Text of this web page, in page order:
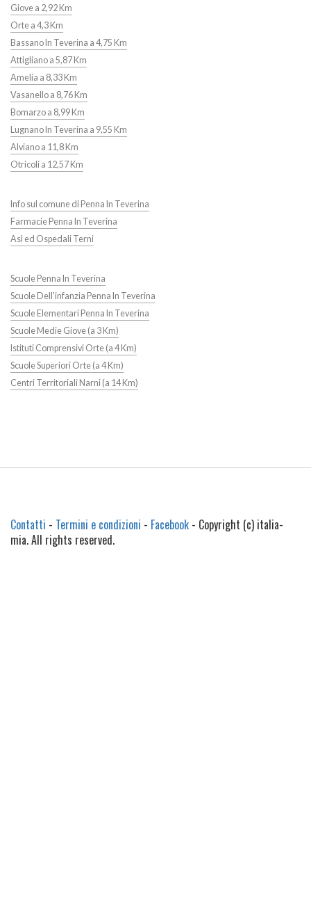
Giove a 2,92 Km
Orte a 4,3 Km
Bassano In Teverina a 4,75 Km
Attigliano a 5,87 Km
Amelia a 8,33 Km
Vasanello a 8,76 Km
Bomarzo a 8,99 Km
Lugnano In Teverina a 9,55 Km
Alviano a 11,8 Km
Otricoli a 12,57 Km
Info sul comune di Penna In Teverina
Farmacie Penna In Teverina
Asl ed Ospedali Terni
Scuole Penna In Teverina
Scuole Dell'infanzia Penna In Teverina
Scuole Elementari Penna In Teverina
Scuole Medie Giove (a 3 Km)
Istituti Comprensivi Orte (a 4 Km)
Scuole Superiori Orte (a 4 Km)
Centri Territoriali Narni (a 14 Km)
Contatti - Termini e condizioni - Facebook - Copyright (c) italia-
mia. All rights reserved.